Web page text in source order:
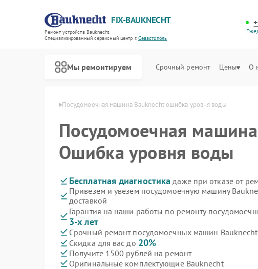
FIX-BAUKNECHT
Ремонт устройств Bauknecht
Специализированный cервисный центр г.Севастополь
Мы ремонтируем Срочный ремонт Цены О
Посудомоечная машина Bauknecht ошибка уровня воды
Посудомоечная машина
Ошибка уровня воды
Бесплатная диагностика даже при отказе от
Привезем и увезем посудомоечную машину
доставкой
Гарантия на наши работы по ремонту
3-х лет
Срочный ремонт посудомоечных машин Bauknecht
Скидка для вас до 20%
Получите 1500 рублей на ремонт
Оригинальные комплектующие Bauknecht